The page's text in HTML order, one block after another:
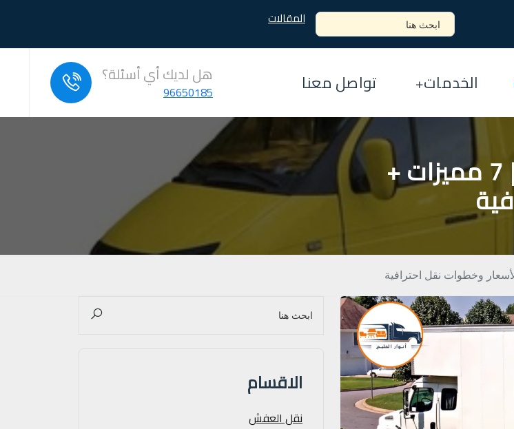
المقالات
الخدمات تواصل معنا هل لديك أي أسئلة؟
96650185
سيارة نقل عفش بالكويت 2026 | 7 مميزات +
الاقسام
نقل العفش